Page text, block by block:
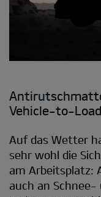
Vehicle-to-
Auf das Wetter
sehr wohl die
am Arbeitsplatz:
auch an Schnee-